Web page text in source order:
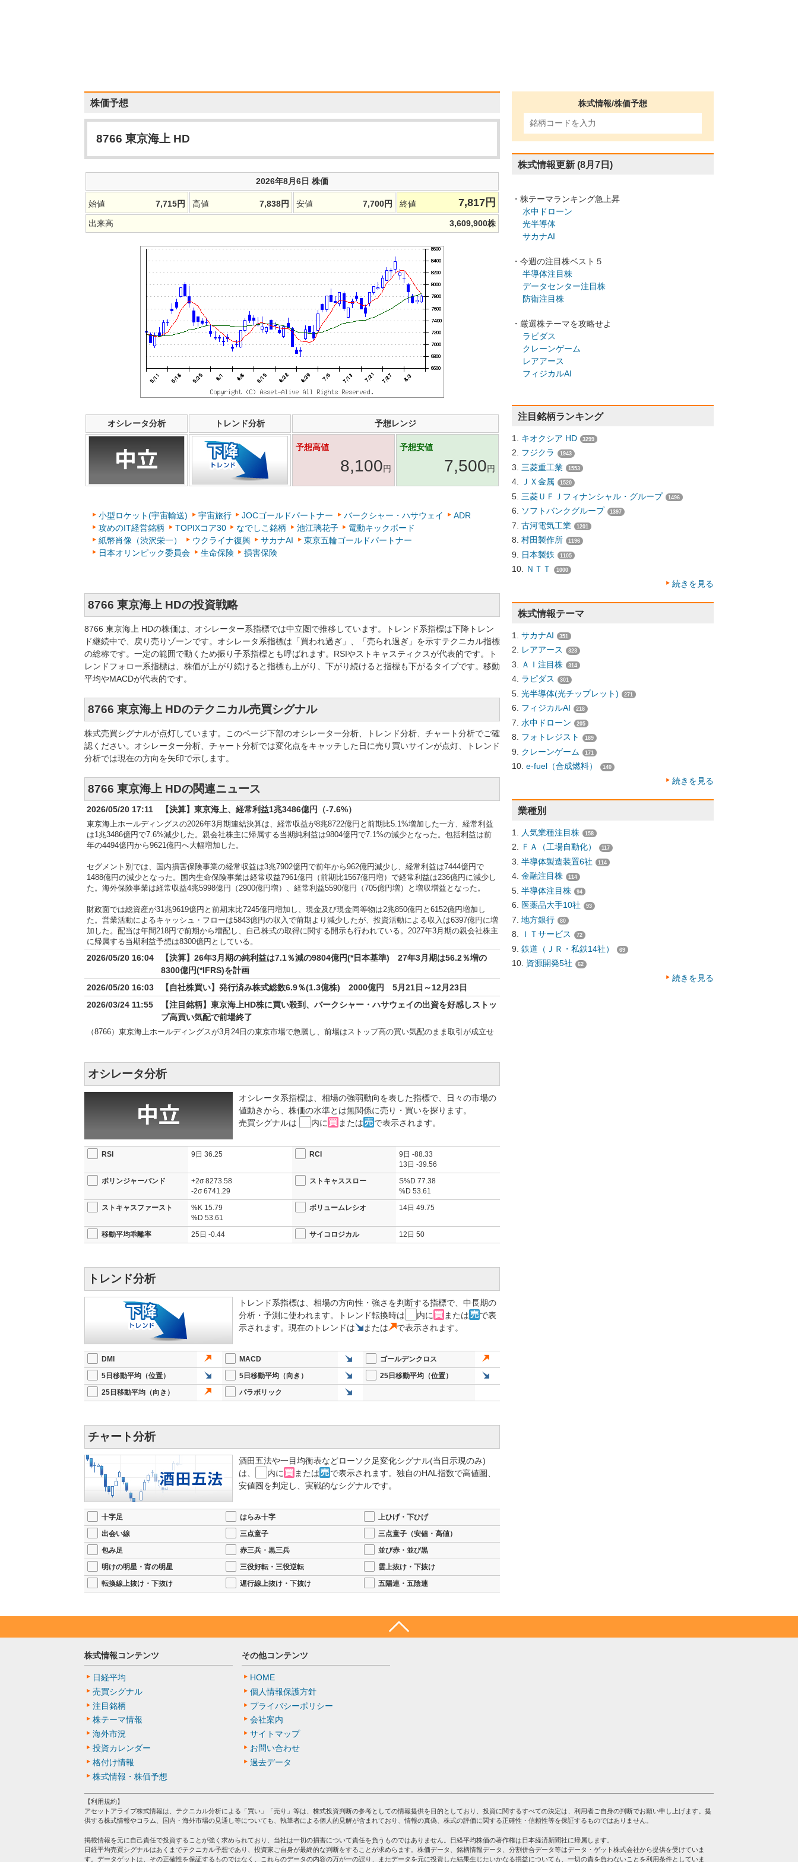
株価予想
8766 東京海上 HD
2026年8月6日 株価
始値 7,715円 高値 7,838円 安値 7,700円 終値 7,817 円
出来高 3,609,900株
オシレータ分析 トレンド分析 予想レンジ
予想高値
8,100円
予想安値
7,500円
小型ロケット(宇宙輸送) 宇宙旅行 JOCゴールドパートナー バークシャー・ハサウェイ
ADR
攻めのIT経営銘柄
TOPIXコア30 なでしこ銘柄 池江璃花子
電動キックボード
紙幣肖像（渋沢栄一）
ウクライナ復興 サカナAI
東京五輪ゴールドパートナー
日本オリンピック委員会
生命保険 損害保険
8766 東京海上 HDの投資戦略
8766 東京海上 HDの株価は、オシレーター系指標では中立圏で推移しています。トレンド系指標は下降トレン
ド継続中で、戻り売りゾーンです。オシレータ系指標は「買われ過ぎ」、「売られ過ぎ」を示すテクニカル指標
の総称です。一定の範囲で動くため振り子系指標とも呼ばれます。RSIやストキャスティクスが代表的です。ト
レンドフォロー系指標は、株価が上がり続けると指標も上がり、下がり続けると指標も下がるタイプです。移動
平均やMACDが代表的です。
8766 東京海上 HDのテクニカル売買シグナル
株式売買シグナルが点灯しています。このページ下部のオシレーター分析、トレンド分析、チャート分析でご確
認ください。オシレーター分析、チャート分析では変化点をキャッチした日に売り買いサインが点灯、トレンド
分析では現在の方向を矢印で示します。
8766 東京海上 HDの関連ニュース
2026/05/20 17:11 【決算】東京海上、経常利益1兆3486億円（-7.6%）
東京海上ホールディングスの2026年3月期連結決算は、経常収益が8兆8722億円と前期比5.1%増加した一方、経常利益
は1兆3486億円で7.6%減少した。親会社株主に帰属する当期純利益は9804億円で7.1%の減少となった。包括利益は前
年の4494億円から9621億円へ大幅増加した。
セグメント別では、国内損害保険事業の経常収益は3兆7902億円で前年から962億円減少し、経常利益は7444億円で
1488億円の減少となった。国内生命保険事業は経常収益7961億円（前期比1567億円増）で経常利益は236億円に減少し
た。海外保険事業は経常収益4兆5998億円（2900億円増）、経常利益5590億円（705億円増）と増収増益となった。
財政面では総資産が31兆9619億円と前期末比7245億円増加し、現金及び現金同等物は2兆850億円と6152億円増加し
た。営業活動によるキャッシュ・フローは5843億円の収入で前期より減少したが、投資活動による収入は6397億円に増
加した。配当は年間218円で前期から増配し、自己株式の取得に関する開示も行われている。2027年3月期の親会社株主
に帰属する当期利益予想は8300億円としている。
2026/05/20 16:04
【決算】26年3月期の純利益は7.1％減の9804億円(*日本基準) 27年3月期は56.2％増の
8300億円(*IFRS)を計画
2026/05/20 16:03
【自社株買い】発行済み株式総数6.9％(1.3億株) 2000億円 5月21日～12月23日
2026/03/24 11:55
【注目銘柄】東京海上HD株に買い殺到、バークシャー・ハサウェイの出資を好感しストッ
プ高買い気配で前場終了
（8766）東京海上ホールディングスが3月24日の東京市場で急騰し、前場はストップ高の買い気配のまま取引が成立せ
今回の提携は出資にとどまらず、再保険分野での協業やM&Aにおける共同投資を柱とする包括的な戦略的パートナーシ
ップだ。割当価格は1株5962円で、23日終値5857円を約1.8%上回る水準に設定された。東京海上は希薄化懸念を払拭す
るため、4月から9月にかけて発行済み株式の2.6%を上限とする2874億円の自己株取得も同時に発表した。
バークシャーがこれまで日本企業への投資で重視してきたのは総合商社への純投資だった。しかし今回の東京海上との
提携は事業面での連携を伴う点で性格が異なる。バークシャーの現CEO、グレッグ・アベル体制となって初の日本大型
案件となり、市場では「保険業界の知見と世界的なネットワークを組み合わせることで、東京海上が海外M&Aで他社よ
り優位に立てる」との評価が広がった。
チャートを見ると、（8766）東京海上HDは昨年8月高値6710円から調整を経て、直近は5800円台を中心とした水準で
もみ合い続けていた。一目均衡表の雲の中をさまよう展開が続き、週足ベースの移動平均線が収束した局面でのバーク
シャー出資発表は、需給面でも絶好のタイミングと映る。PTSでは23日夜に一時10%を超す急騰を示しており、翌24日
の取引開始からストップ高気配が続いている。
業買収で実績を積んでいるが、バークシャーの保険業界内での情報力と財務体力が加われば、次の大型買収の選択肢は
格段に広がる。市場では提携効果が業績数値に反映されるまでには時間を要するとの見方もあるが、長期保有を前提と
2026/03/23 16:36
2026/03/23 16:34
【自社株買い】発行済み株式総数2.6％(4820万株) 2874億円 4月1日～9月18日 ＊第三
者割当による自己株式処分で生じる希薄化影響を相殺
2026/02/14 16:02
【上方修正】通期純利益9100億円→1兆200億円 円安やインカム収入の増加等が寄与
2025/11/19 16:00
【注目銘柄】通期純利益9300億円→9100億円に下方修正 配当は210円→211円 株価
は-7.93％の5350円
2025/11/19 15:56
【自社株買い】発行済み株式総数4.2％(8000万株) 1300億円 25年11月20日～26年4月
30日
オシレータ分析
オシレータ系指標は、相場の強弱動向を表した指標で、日々の市場の
値動きから、株価の水準とは無関係に売り・買いを探ります。
売買シグナルは
内に または で表示されます。
RSI 9日 36.25 RCI 9日 -88.33
13日 -39.56
ボリンジャーバンド
+2σ8273.58
-2σ6741.29
ストキャススロー S%D 77.38
%D 53.61
ストキャスファースト
%K 15.79
%D 53.61
ボリュームレシオ 14日 49.75
移動平均乖離率 25日 -0.44 サイコロジカル 12日 50
トレンド分析
トレンド系指標は、相場の方向性・強さを判断する指標で、中長期の
分析・予測に使われます。トレンド転換時は
内に または
で表
示されます。現在のトレンドは
または で表示されます。
DMI MACD
ゴールデンクロス
5日移動平均（位置）
5日移動平均（向き）
25日移動平均（位置）
25日移動平均（向き）
パラボリック
チャート分析
酒田五法や一目均衡表などローソク足変化シグナル(当日示現のみ)
は、
内に または
で表示されます。独自のHAL指数で高値圏、
安値圏を判定し、実戦的なシグナルです。
十字足 はらみ十字
上ひげ・下ひげ
出会い線
三点童子
三点童子（安値・高値）
包み足
赤三兵・黒三兵
並び赤・並び黒
明けの明星・宵の明星
三役好転・三役逆転
雲上抜け・下抜け
転換線上抜け・下抜け
遅行線上抜け・下抜け 五陽連・五陰連
株式情報/株価予想
株式情報更新 (8月7日)
・株テーマランキング急上昇
水中ドローン
光半導体
サカナAI
・今週の注目株ベスト５
半導体注目株
データセンター注目株
防衛注目株
・厳選株テーマを攻略せよ
ラピダス
クレーンゲーム
レアアース
フィジカルAI
注目銘柄ランキング
キオクシア HD 3299
フジクラ 1943
三菱重工業 1553
ＪＸ金属 1520
三菱ＵＦＪフィナンシャル・グループ 1496
ソフトバンクグループ 1397
古河電気工業 1201
村田製作所 1196
日本製鉄 1105
ＮＴＴ 1000
続きを見る
株式情報テーマ
サカナAI 351
レアアース 323
ＡＩ注目株 314
ラピダス 301
光半導体(光チップレット) 271
フィジカルAI 218
水中ドローン 205
フォトレジスト 189
クレーンゲーム 171
e-fuel（合成燃料） 140
続きを見る
業種別
人気業種注目株 158
ＦＡ（工場自動化） 117
半導体製造装置6社 114
金融注目株 114
半導体注目株 94
医薬品大手10社 93
地方銀行 80
ＩＴサービス 72
鉄道（ＪＲ・私鉄14社） 69
資源開発5社 62
続きを見る
株式情報コンテンツ
日経平均
売買シグナル
注目銘柄
株テーマ情報
海外市況
投資カレンダー
格付け情報
株式情報・株価予想
その他コンテンツ
HOME
個人情報保護方針
プライバシーポリシー
会社案内
サイトマップ
お問い合わせ
過去データ
【利用規約】
アセットアライブ株式情報は、テクニカル分析による「買い」「売り」等は、株式投資判断の参考としての情報提供を目的としており、投資に関するすべての決定は、利用者ご自身の判断でお願い申し上げます。提
供する株式情報やコラム、国内・海外市場の見通し等についても、執筆者による個人的見解が含まれており、情報の真偽、株式の評価に関する正確性・信頼性等を保証するものではありません。
掲載情報を元に自己責任で投資することが強く求められており、当社は一切の損害について責任を負うものではありません。日経平均株価の著作権は日本経済新聞社に帰属します。
日経平均売買シグナルはあくまでテクニカル予想であり、投資家ご自身が最終的な判断をすることが求めらます。株価データ、銘柄情報データ、分割併合データ等はデータ・ゲット株式会社から提供を受けていま
す。データゲットは、その正確性を保証するものではなく、これらのデータの内容の万が一の誤り、またデータを元に投資した結果生じたいかなる損益についても、一切の責を負わないことを利用条件としていま